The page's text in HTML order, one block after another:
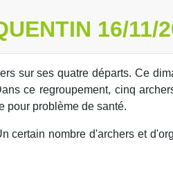
16/11/
sur ses quatre départs. Ce
ce regroupement, cinq
pour problème de santé.
certain nombre d'archers et